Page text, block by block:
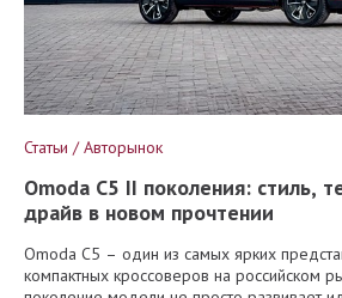
Статьи / Авторынок
Omoda C5 II поколения: стиль,
драйв в новом прочтении
Omoda C5 – один из самых ярких
компактных кроссоверов на российском